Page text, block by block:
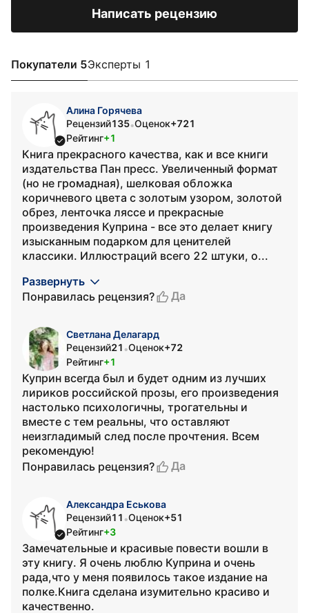
Написать рецензию
Покупатели 5Эксперты 1
Алина Горячева
Рецензий135•Оценок+721
Рейтинг+1
Книга прекрасного качества, как и все книги
издательства Пан пресс. Увеличенный формат
(но не громадная), шелковая обложка
коричневого цвета с золотым узором, золотой
обрез, ленточка ляссе и прекрасные
произведения Куприна - все это делает книгу
изысканным подарком для ценителей
классики. Иллюстраций всего 22 штуки, о...
Развернуть
Понравилась рецензия?
Да
Светлана Делагард
Рецензий21 •Оценок+72
Рейтинг+1
Куприн всегда был и будет одним из лучших
лириков российской прозы, его произведения
настолько психологичны, трогательны и
вместе с тем реальны, что оставляют
неизгладимый след после прочтения. Всем
рекомендую!
Понравилась рецензия?
Да
Александра Еськова
Рецензий11 •Оценок+51
Рейтинг+3
Замечательные и красивые повести вошли в
эту книгу. Я очень люблю Куприна и очень
рада,что у меня появилось такое издание на
полке.Книга сделана изумительно красиво и
качественно.